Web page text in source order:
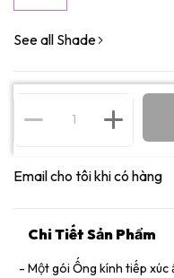
See all Shade
Email cho tôi khi có hàng
Chi Tiết Sản Phẩm
Một gói Ống kính tiếp